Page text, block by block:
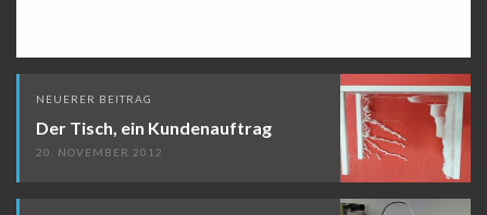
Beitragsnavigation
NEUERER BEITRAG
Der Tisch, ein Kundenauftrag
20. NOVEMBER 2012